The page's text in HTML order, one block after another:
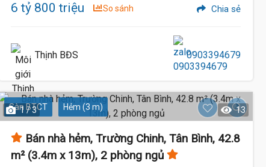
6 tỷ 800 triệu So sánh Chia sẻ
Thịnh BĐS 0903394679
Sàn BTCT Hẻm (3 m)
1 / 3 13
Bán nhà hẻm, Trường Chinh, Tân Bình, 42.8
m² (3.4m x 13m), 2 phòng ngủ